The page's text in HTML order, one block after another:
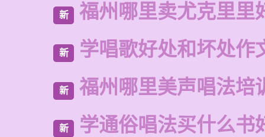
新 福州哪里卖尤克里里
新 学唱歌好处和坏处作
新 福州哪里美声唱法培
新 学通俗唱法买什么书